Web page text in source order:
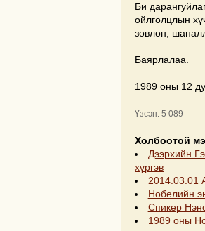
Би
ойлголцлын
зовлон,
Баярлалаа.
1989 оны 12
Үзсэн: 5 089
Холбоотой
Дээрхийн
хүргэв
2014.03.01
Нобелийн
Спикер
1989 оны